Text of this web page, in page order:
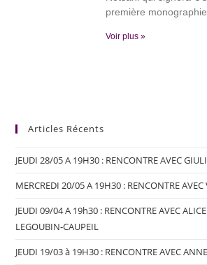
première
Voir plus »
Articles Récents
JEUDI 28/05 A 19H30 : RENCONTRE AVEC
MERCREDI 20/05 A 19H30 : RENCONTRE AVEC
JEUDI 09/04 A 19h30 : RENCONTRE AVEC
LEGOUBIN-CAUPEIL
JEUDI 19/03 à 19H30 : RENCONTRE AVEC